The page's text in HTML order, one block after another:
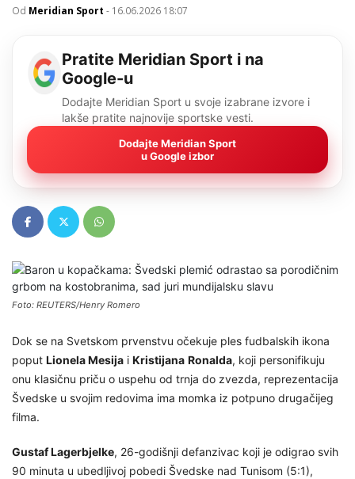
Od Meridian Sport - 16.06.2026 18:07
Pratite Meridian Sport i na
Google-u
Dodajte Meridian Sport u svoje izabrane izvore i
lakše pratite najnovije sportske vesti.
Dodajte Meridian Sport
u Google izbor
Foto: REUTERS/Henry Romero
Dok se na Svetskom prvenstvu očekuje ples fudbalskih ikona
poput Lionela Mesija i Kristijana Ronalda, koji personifikuju
onu klasičnu priču o uspehu od trnja do zvezda, reprezentacija
Švedske u svojim redovima ima momka iz potpuno drugačijeg
filma.
Gustaf Lagerbjelke, 26-godišnji defanzivac koji je odigrao svih
90 minuta u ubedljivoj pobedi Švedske nad Tunisom (5:1),